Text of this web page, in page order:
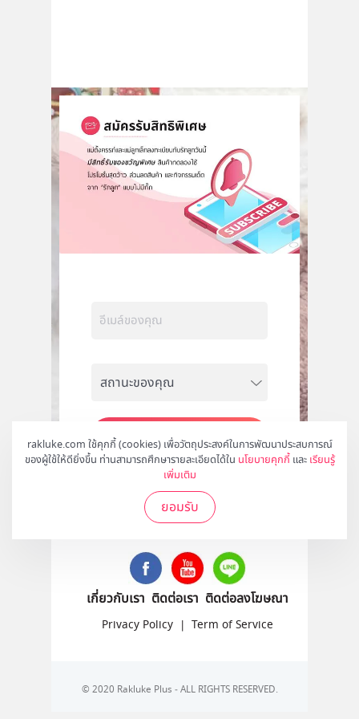
rakluke.com ใช้คุกกี้ (cookies) เพื่อวัตถุประสงค์ในการพัฒนาประสบการณ์
ของผู้ใช้ให้ดียิ่งขึ้น ท่านสามารถศึกษารายละเอียดได้ใน นโยบายคุกกี้ และ เรียนรู้
เพิ่มเติม
ยอมรับ
สมัคร
ติดตามเราได้ที่
เกี่ยวกับเรา ติดต่อเรา ติดต่อลงโฆษณา
Privacy Policy | Term of Service
© 2020 Rakluke Plus - ALL RIGHTS RESERVED.